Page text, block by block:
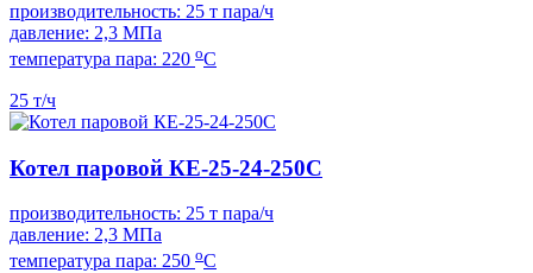
производительность: 25 т пара/ч
давление: 2,3 МПа
температура пара: 220 оС
25 т/ч
Котел паровой КЕ-25-24-250С
производительность: 25 т пара/ч
давление: 2,3 МПа
температура пара: 250 оС